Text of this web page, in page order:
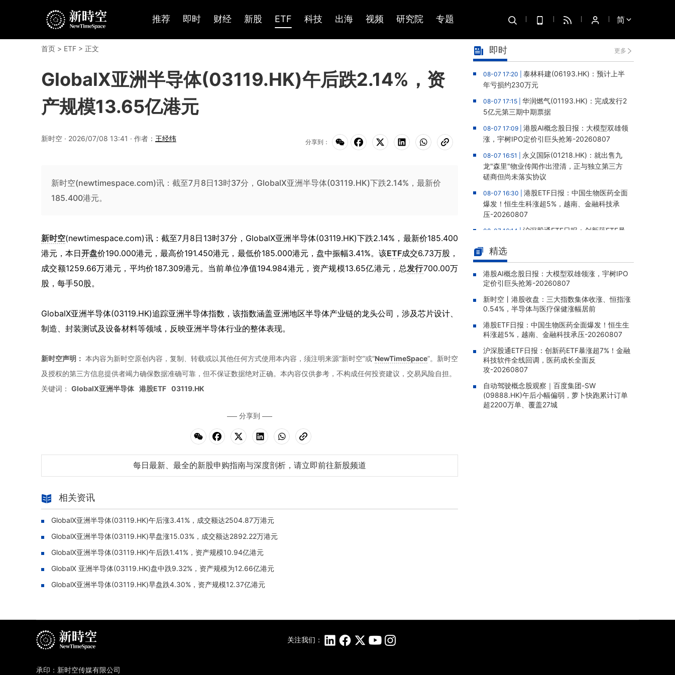
推荐 即时 财经 新股 ETF 科技 出海 视频 研究院 专题 简
首页 > ETF > 正文
GlobalX亚洲半导体(03119.HK)午后跌2.14%，资
产规模13.65亿港元
新时空 · 2026/07/08 13:41 · 作者： 王经纬 分享到：
新时空(newtimespace.com)讯：截至7月8日13时37分，GlobalX亚洲半导体(03119.HK)下跌2.14%，最新价
185.400港元。
新时空(newtimespace.com)讯：截至7月8日13时37分，GlobalX亚洲半导体(03119.HK)下跌2.14%，最新价185.400
港元，本日开盘价190.000港元，最高价191.450港元，最低价185.000港元，盘中振幅3.41%。该ETF成交6.73万股，
成交额1259.66万港元，平均价187.309港元。当前单位净值194.984港元，资产规模13.65亿港元，总发行700.00万
股，每手50股。
GlobalX亚洲半导体(03119.HK)追踪亚洲半导体指数，该指数涵盖亚洲地区半导体产业链的龙头公司，涉及芯片设计、
制造、封装测试及设备材料等领域，反映亚洲半导体行业的整体表现。
新时空声明： 本内容为新时空原创内容，复制、转载或以其他任何方式使用本内容，须注明来源“新时空”或“NewTimeSpace”。新时空
及授权的第三方信息提供者竭力确保数据准确可靠，但不保证数据绝对正确。本內容仅供参考，不构成任何投资建议，交易风险自担。
关键词： GlobalX亚洲半导体 港股ETF 03119.HK
分享到
每日最新、最全的新股申购指南与深度剖析，请立即前往新股频道
相关资讯
GlobalX亚洲半导体(03119.HK)午后涨3.41%，成交额达2504.87万港元
GlobalX亚洲半导体(03119.HK)早盘涨15.03%，成交额达2892.22万港元
GlobalX亚洲半导体(03119.HK)午后跌1.41%，资产规模10.94亿港元
GlobalX 亚洲半导体(03119.HK)盘中跌9.32%，资产规模为12.66亿港元
GlobalX亚洲半导体(03119.HK)早盘跌4.30%，资产规模12.37亿港元
即时 更多
08-07 17:20 | 泰林科建(06193.HK)：预计上半
年亏损约230万元
08-07 17:15 | 华润燃气(01193.HK)：完成发行2
5亿元第三期中期票据
08-07 17:09 | 港股AI概念股日报：大模型双雄领
涨，宇树IPO定价引巨头抢筹-20260807
08-07 16:51 | 永义国际(01218.HK)：就出售九
龙"森里"物业传闻作出澄清，正与独立第三方
磋商但尚未落实协议
08-07 16:30 | 港股ETF日报：中国生物医药全面
爆发！恒生生科涨超5%，越南、金融科技承
压-20260807
08-07 16:14 | 沪深股通ETF日报：创新药ETF暴
面反攻-20260807
08-07 16:10 |
外发行上市备案，拟发行不超7,872万股H股赴
港上市
08-07 15:38 |自动驾驶概念股观察｜百度集团-
订单超2200万单、覆盖27城
K)午后涨1.55%，成交额达8.93亿港元
08-07 15:19 |博时央企红利ETF(03437.HK)午后
涨0.62%，成交额达202.59万港元
精选
港股AI概念股日报：大模型双雄领涨，宇树IPO
定价引巨头抢筹-20260807
新时空丨港股收盘：三大指数集体收涨、恒指涨
0.54%，半导体与医疗保健涨幅居前
港股ETF日报：中国生物医药全面爆发！恒生生
科涨超5%，越南、金融科技承压-20260807
沪深股通ETF日报：创新药ETF暴涨超7%！金融
科技软件全线回调，医药成长全面反
攻-20260807
自动驾驶概念股观察｜百度集团-SW
(09888.HK)午后小幅偏弱，萝卜快跑累计订单
超2200万单、覆盖27城
关注我们：
承印：新时空传媒有限公司